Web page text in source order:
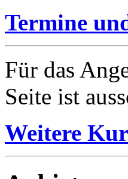
Termine
Für das
Seite ist
Weitere